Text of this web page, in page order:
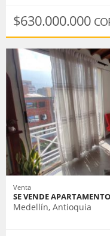
$630.000.000
Venta
SE VENDE
Medellín, Antioquia